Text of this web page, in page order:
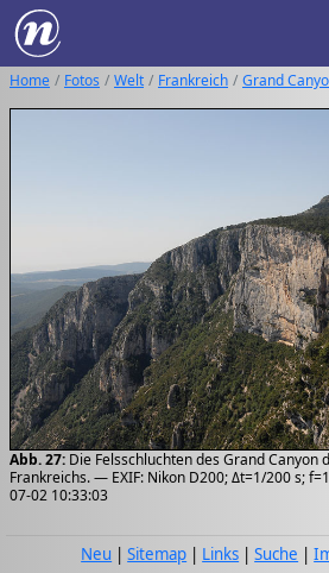
Home Fotos Welt Frankreich Grand
Abb. 27: Die Felsschluchten des Grand Canyon
Frankreichs. — EXIF: Nikon D200; Δt=1/200 s;
07-02 10:33:03
Neu |Sitemap | Links |Suche |